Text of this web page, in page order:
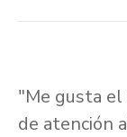
"Me gusta el
de atención